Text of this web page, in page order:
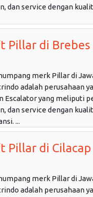
dan service dengan
Pillar di Brebes
merk Pillar di
adalah perusahaan
Escalator yang meliputi
dan service dengan
...
Pillar di
merk Pillar di
adalah perusahaan